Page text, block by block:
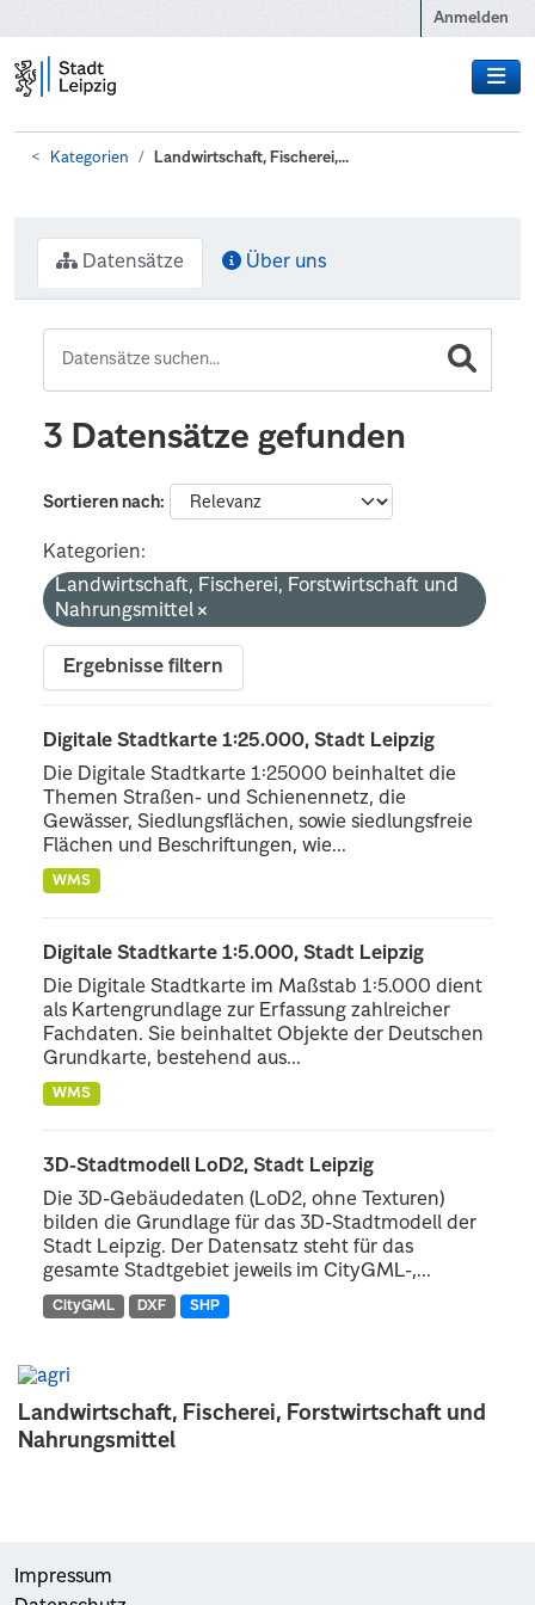
Anmelden
Kategorien Landwirtschaft, Fischerei,...
Landwirtschaft, Fischerei, Forstwirtschaft und
Nahrungsmittel
Datensätze Über uns
3 Datensätze gefunden
Sortieren nach
Kategorien:
Landwirtschaft, Fischerei, Forstwirtschaft und
Nahrungsmittel
Ergebnisse filtern
Digitale Stadtkarte 1:25.000, Stadt Leipzig
Die Digitale Stadtkarte 1:25000 beinhaltet die
Themen Straßen- und Schienennetz, die
Gewässer, Siedlungsflächen, sowie siedlungsfreie
Flächen und Beschriftungen, wie...
WMS
Digitale Stadtkarte 1:5.000, Stadt Leipzig
Die Digitale Stadtkarte im Maßstab 1:5.000 dient
als Kartengrundlage zur Erfassung zahlreicher
Fachdaten. Sie beinhaltet Objekte der Deutschen
Grundkarte, bestehend aus...
WMS
3D-Stadtmodell LoD2, Stadt Leipzig
Die 3D-Gebäudedaten (LoD2, ohne Texturen)
bilden die Grundlage für das 3D-Stadtmodell der
Stadt Leipzig. Der Datensatz steht für das
gesamte Stadtgebiet jeweils im CityGML-,...
CityGML DXF SHP
Impressum